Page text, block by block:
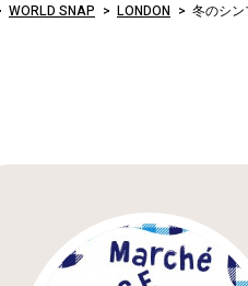
WORLD SNAP LONDON 冬のシ